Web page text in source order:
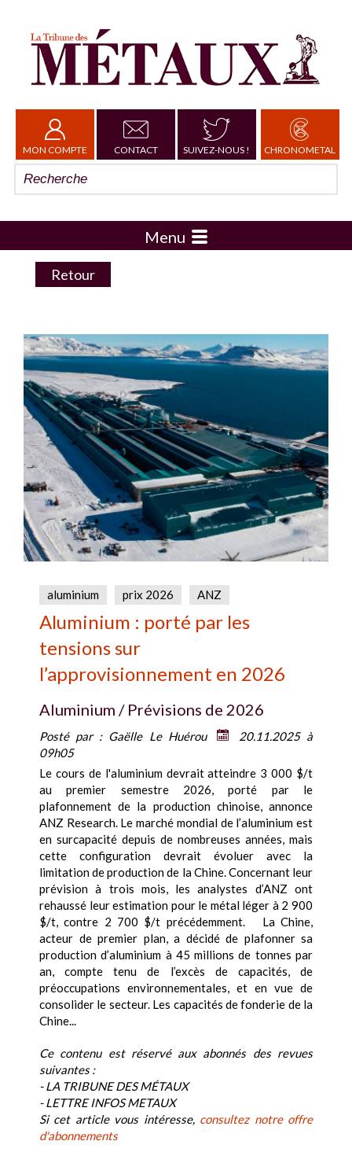
MON COMPTE CONTACT SUIVEZ-NOUS ! CHRONOMETAL
Menu
Retour
aluminium prix 2026 ANZ
Aluminium : porté par les
tensions sur
l’approvisionnement en 2026
Aluminium / Prévisions de 2026
Posté par : Gaëlle Le Huérou
20.11.2025 à
09h05
Le cours de l'aluminium devrait atteindre 3 000 $/t
au premier semestre 2026, porté par le
plafonnement de la production chinoise, annonce
ANZ Research. Le marché mondial de l’aluminium est
en surcapacité depuis de nombreuses années, mais
cette configuration devrait évoluer avec la
limitation de production de la Chine. Concernant leur
prévision à trois mois, les analystes d’ANZ ont
rehaussé leur estimation pour le métal léger à 2 900
$/t, contre 2 700 $/t précédemment. La Chine,
acteur de premier plan, a décidé de plafonner sa
production d’aluminium à 45 millions de tonnes par
an, compte tenu de l’excès de capacités, de
préoccupations environnementales, et en vue de
consolider le secteur. Les capacités de fonderie de la
Chine...
Ce contenu est réservé aux abonnés des revues
suivantes :
- LA TRIBUNE DES MÉTAUX
- LETTRE INFOS METAUX
Si cet article vous intéresse, consultez notre offre
d'abonnements